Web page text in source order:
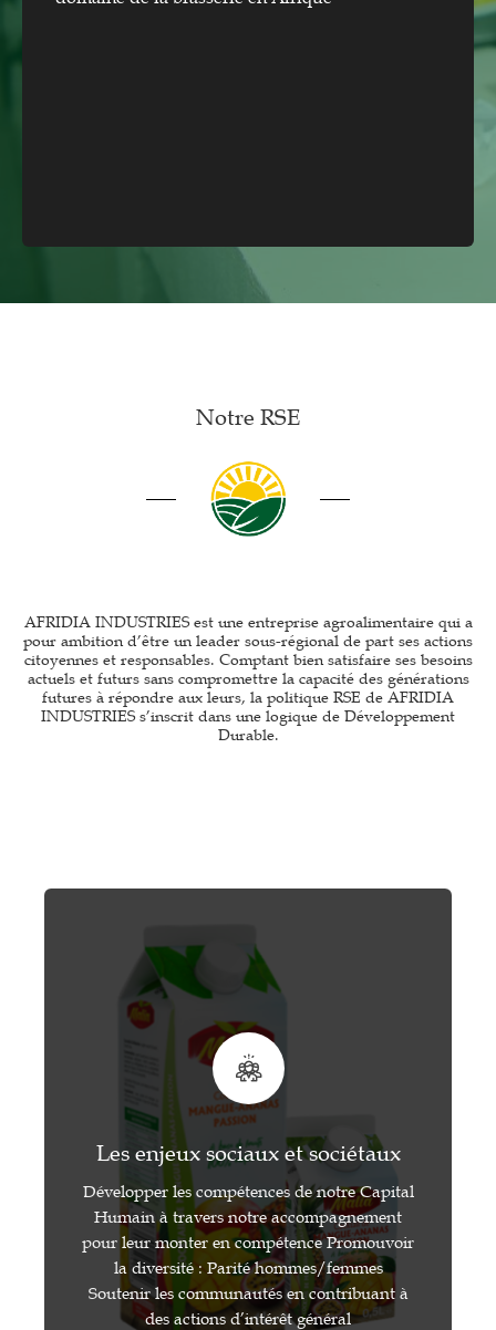
Notre RSE
AFRIDIA INDUSTRIES est une entreprise agroalimentaire qui a
pour ambition d’être un leader sous-régional de part ses actions
citoyennes et responsables. Comptant bien satisfaire ses besoins
actuels et futurs sans compromettre la capacité des générations
futures à répondre aux leurs, la politique RSE de AFRIDIA
INDUSTRIES s’inscrit dans une logique de Développement
Durable.
Les enjeux sociaux et sociétaux
Développer les compétences de notre Capital
Humain à travers notre accompagnement
pour leur monter en compétence Promouvoir
la diversité : Parité hommes/femmes
Soutenir les communautés en contribuant à
des actions d’intérêt général